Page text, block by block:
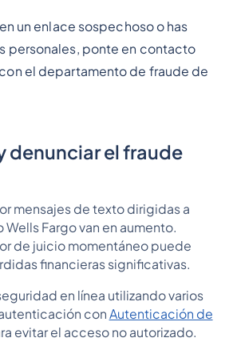
un enlace sospechoso o has
personales, ponte en contacto
el departamento de fraude de
denunciar el fraude
mensajes de texto dirigidas a
Fargo van en aumento.
de juicio momentáneo puede
financieras significativas.
en línea utilizando varios
con Autenticación de
evitar el acceso no autorizado.